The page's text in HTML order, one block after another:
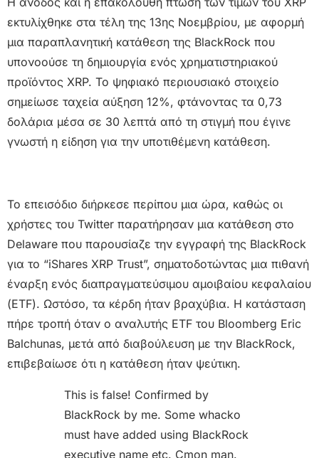
εκτυλίχθηκε στα τέλη της 13ης Νοεμβρίου, με αφορμή
μια παραπλανητική κατάθεση της BlackRock που
υπονοούσε τη δημιουργία ενός χρηματιστηριακού
προϊόντος XRP. Το ψηφιακό περιουσιακό στοιχείο
σημείωσε ταχεία αύξηση 12%, φτάνοντας τα 0,73
δολάρια μέσα σε 30 λεπτά από τη στιγμή που έγινε
γνωστή η είδηση για την υποτιθέμενη κατάθεση.
Το επεισόδιο διήρκεσε περίπου μια ώρα, καθώς οι
χρήστες του Twitter παρατήρησαν μια κατάθεση στο
Delaware που παρουσίαζε την εγγραφή της BlackRock
για το “iShares XRP Trust”, σηματοδοτώντας μια πιθανή
έναρξη ενός διαπραγματεύσιμου αμοιβαίου κεφαλαίου
(ETF). Ωστόσο, τα κέρδη ήταν βραχύβια. Η κατάσταση
πήρε τροπή όταν ο αναλυτής ETF του Bloomberg Eric
Balchunas, μετά από διαβούλευση με την BlackRock,
επιβεβαίωσε ότι η κατάθεση ήταν ψεύτικη.
This is false! Confirmed by
BlackRock by me. Some whacko
must have added using BlackRock
executive name etc. Cmon man.